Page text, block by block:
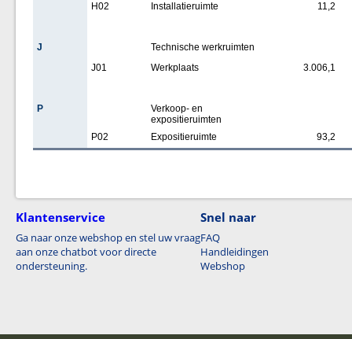
H02
Installatieruimte 11,2
J
Technische werkruimten
J01
Werkplaats 3.006,1
P
Verkoop- en
expositieruimten
P02
Expositieruimte 93,2
Klantenservice
Ga naar onze webshop en stel uw vraag
aan onze chatbot voor directe
ondersteuning.
Snel naar
FAQ
Handleidingen
Webshop